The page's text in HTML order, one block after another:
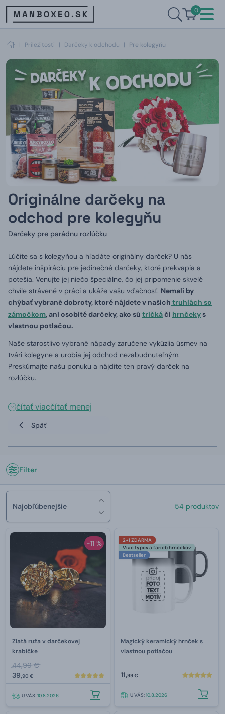
0
| Príležitosti | Darčeky k odchodu | Pre kolegyňu
Originálne darčeky na
odchod pre kolegyňu
Darčeky pre parádnu rozlúčku
Lúčite sa s kolegyňou a hľadáte originálny darček? U nás
nájdete inšpiráciu pre jedinečné darčeky, ktoré prekvapia a
potešia. Venujte jej niečo špeciálne, čo jej pripomenie skvelé
chvíle strávené v práci a ukáže vašu vďačnosť. Nemali by
chýbať vybrané dobroty, ktoré nájdete v našich truhlách so
zámočkom, ani osobité darčeky, ako sú tričkáči hrnčekys
vlastnou potlačou.
Naše starostlivo vybrané nápady zaručene vykúzlia úsmev na
tvári kolegyne a urobia jej odchod nezabudnuteľným.
Preskúmajte našu ponuku a nájdite ten pravý darček na
rozlúčku.
čítať viacčítať menej
Späť
Filter
Najobľúbenejšie 54 produktov
-11 %
Zlatá ruža v darčekovej
krabičke
44,99 €
39,90 €
U VÁS:10.8.2026
2+1 ZDARMA
Viac typov a farieb hrnčekov
Bestseller
Magický keramický hrnček s
vlastnou potlačou
11,99 €
U VÁS:10.8.2026